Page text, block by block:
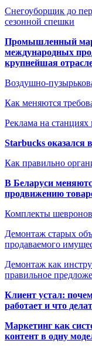
Снегоуборщик до
сезонной спешки
Промышленный
международных
крупнейшая
Воздушно-
Как меняются
Реклама на
Starbucks оказался
Как правильно
В Беларуси
продвижению
Комплекты
Демонтаж старых
продаваемого
Демонтаж как
правильное
Клиент устал:
работает и что
Маркетинг как
контент в одну